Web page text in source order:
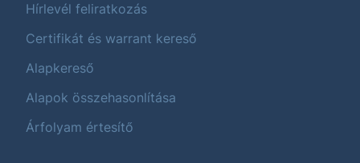
Hírlevél feliratkozás
Certifikát és warrant kereső
Alapkereső
Alapok összehasonlítása
Árfolyam értesítő